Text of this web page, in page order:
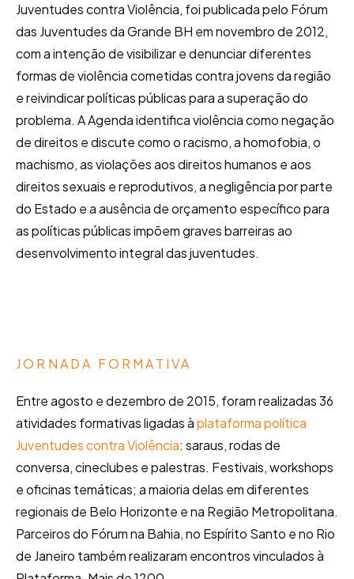
Juventudes contra Violência, foi publicada pelo Fórum
das Juventudes da Grande BH em novembro de 2012,
com a intenção de visibilizar e denunciar diferentes
formas de violência cometidas contra jovens da região
e reivindicar políticas públicas para a superação do
problema. A Agenda identifica violência como negação
de direitos e discute como o racismo, a homofobia, o
machismo, as violações aos direitos humanos e aos
direitos sexuais e reprodutivos, a negligência por parte
do Estado e a ausência de orçamento específico para
as políticas públicas impõem graves barreiras ao
desenvolvimento integral das juventudes.
JORNADA FORMATIVA
Entre agosto e dezembro de 2015, foram realizadas 36
atividades formativas ligadas àplataforma política
Juventudes contra Violência: saraus, rodas de
conversa, cineclubes e palestras. Festivais, workshops
e oficinas temáticas; a maioria delas em diferentes
regionais de Belo Horizonte e na Região Metropolitana.
Parceiros do Fórum na Bahia, no Espírito Santo e no Rio
de Janeiro também realizaram encontros vinculados à